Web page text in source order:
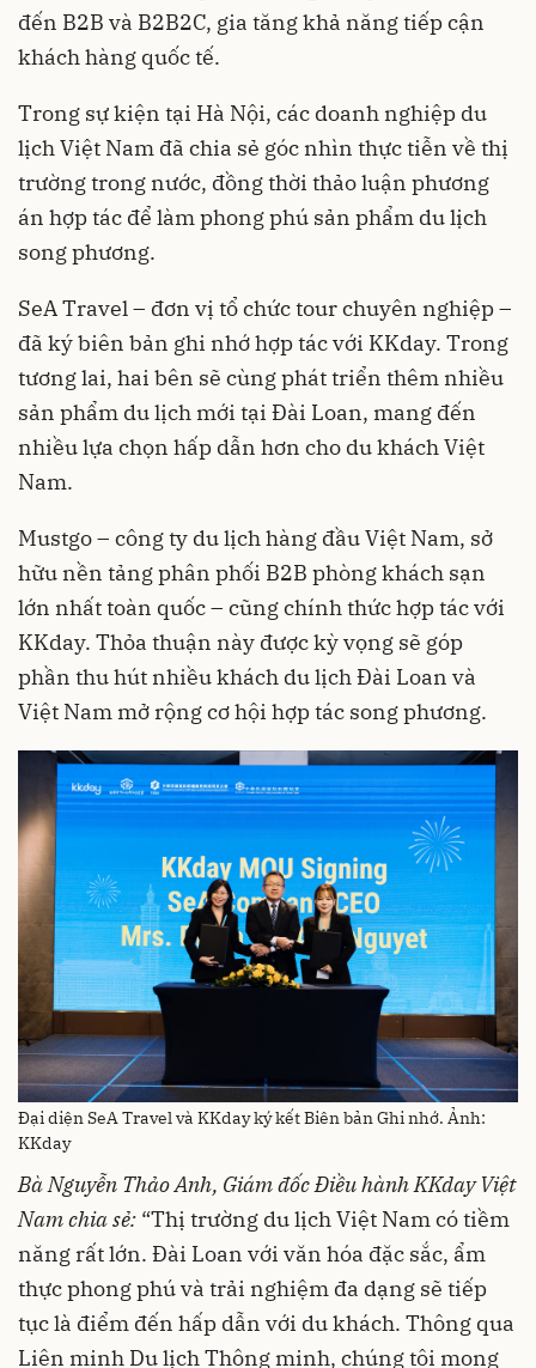
đến B2B và B2B2C, gia tăng khả năng tiếp cận
khách hàng quốc tế.
Trong sự kiện tại Hà Nội, các doanh nghiệp du
lịch Việt Nam đã chia sẻ góc nhìn thực tiễn về thị
trường trong nước, đồng thời thảo luận phương
án hợp tác để làm phong phú sản phẩm du lịch
song phương.
SeA Travel – đơn vị tổ chức tour chuyên nghiệp –
đã ký biên bản ghi nhớ hợp tác với KKday. Trong
tương lai, hai bên sẽ cùng phát triển thêm nhiều
sản phẩm du lịch mới tại Đài Loan, mang đến
nhiều lựa chọn hấp dẫn hơn cho du khách Việt
Nam.
Mustgo – công ty du lịch hàng đầu Việt Nam, sở
hữu nền tảng phân phối B2B phòng khách sạn
lớn nhất toàn quốc – cũng chính thức hợp tác với
KKday. Thỏa thuận này được kỳ vọng sẽ góp
phần thu hút nhiều khách du lịch Đài Loan và
Việt Nam mở rộng cơ hội hợp tác song phương.
Đại diện SeA Travel và KKday ký kết Biên bản Ghi nhớ. Ảnh:
KKday
Bà Nguyễn Thảo Anh, Giám đốc Điều hành KKday Việt
Nam chia sẻ: “Thị trường du lịch Việt Nam có tiềm
năng rất lớn. Đài Loan với văn hóa đặc sắc, ẩm
thực phong phú và trải nghiệm đa dạng sẽ tiếp
tục là điểm đến hấp dẫn với du khách. Thông qua
Liên minh Du lịch Thông minh, chúng tôi mong